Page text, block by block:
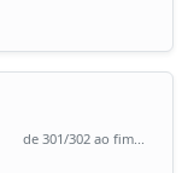
de 301/302 ao fim...